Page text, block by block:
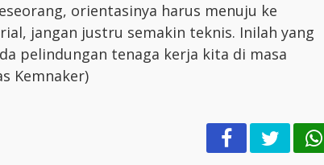
orientasinya harus menuju ke
jangan justru semakin teknis. Inilah yang
pelindungan tenaga kerja kita di masa
Kemnaker)